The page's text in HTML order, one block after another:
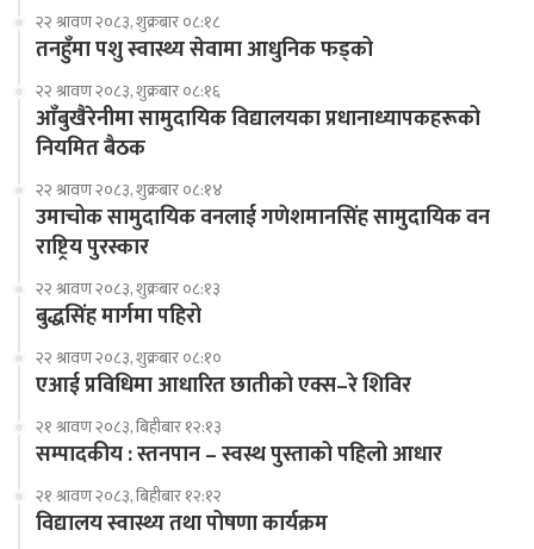
२२ श्रावण २०८३, शुक्रबार ०८:१८
तनहुँमा पशु स्वास्थ्य सेवामा आधुनिक फड्को
२२ श्रावण २०८३, शुक्रबार ०८:१६
आँबुखैरेनीमा सामुदायिक विद्यालयका प्रधानाध्यापकहरूको
नियमित बैठक
२२ श्रावण २०८३, शुक्रबार ०८:१४
उमाचोक सामुदायिक वनलाई गणेशमानसिंह सामुदायिक वन
राष्ट्रिय पुरस्कार
२२ श्रावण २०८३, शुक्रबार ०८:१३
बुद्धसिंह मार्गमा पहिरो
२२ श्रावण २०८३, शुक्रबार ०८:१०
एआई प्रविधिमा आधारित छातीको एक्स–रे शिविर
२१ श्रावण २०८३, बिहीबार १२:१३
सम्पादकीय : स्तनपान – स्वस्थ पुस्ताको पहिलो आधार
२१ श्रावण २०८३, बिहीबार १२:१२
विद्यालय स्वास्थ्य तथा पोषणा कार्यक्रम